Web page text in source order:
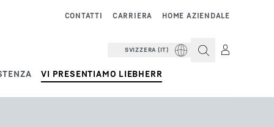
VI PRESENTIAMO LIEBHERR
HOME AZIENDALE
CARRIERA
CONTATTI
SVIZZERA (IT)